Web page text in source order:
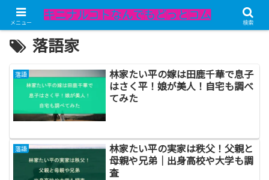
落語家
落語
林家たい平の嫁は田鹿千華で息子
はさく平！娘が美人！自宅も調べ
てみた
落語
林家たい平の実家は秩父！父親と
母親や兄弟｜出身高校や大学も調
査
メニュー 検索